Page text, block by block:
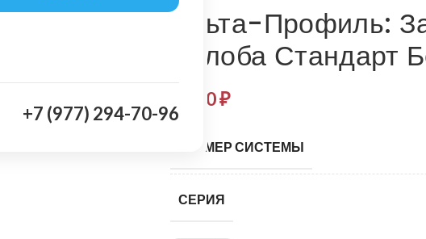
+7 (977) 294-70-96
Альта-Профиль:
желоба Стандарт
91,30₽
РАЗМЕР СИСТЕМЫ
СЕРИЯ